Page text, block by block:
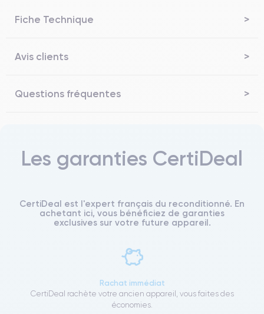
Fiche Technique
Avis clients
Questions fréquentes
Les garanties CertiDeal
CertiDeal est l'expert français du reconditionné. En
achetant ici, vous bénéficiez de garanties
exclusives sur votre future appareil.
Rachat immédiat
CertiDeal rachète votre ancien appareil, vous faites des
économies.